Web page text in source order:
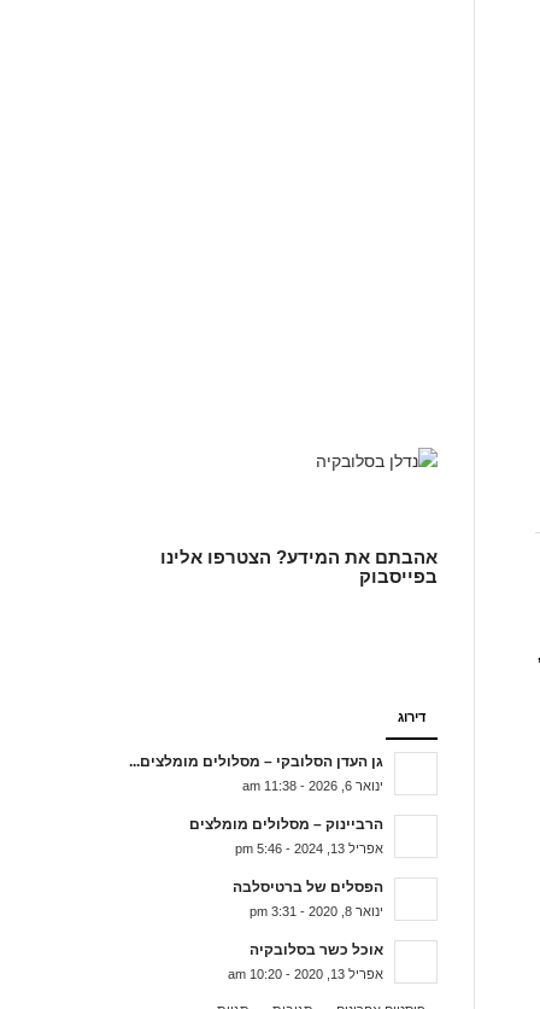
אהבתם את המידע? הצטרפו אלינו
בפייסבוק
דירוג
גן העדן הסלובקי – מסלולים מומלצים...
ינואר 6, 2026 - 11:38 am
הרביינוק – מסלולים מומלצים
אפריל 13, 2024 - 5:46 pm
הפסלים של ברטיסלבה
ינואר 8, 2020 - 3:31 pm
אוכל כשר בסלובקיה
אפריל 13, 2020 - 10:20 am